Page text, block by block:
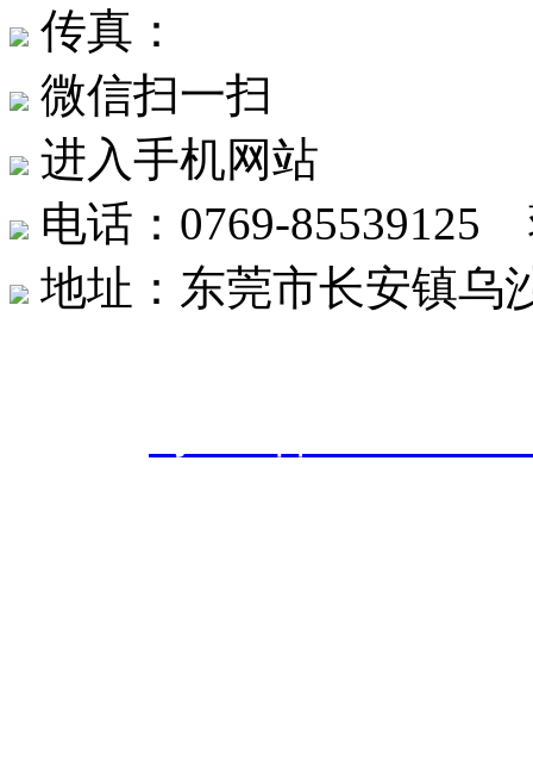
传真：
微信扫一扫
进入手机网站
电话：0769-85539125
地址：东莞市长安镇乌